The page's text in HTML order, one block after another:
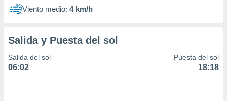
publicidad
1199
Viento medio: 4 km/h
Salida y Puesta del sol
Salida del sol
06:02
Puesta del sol
18:18